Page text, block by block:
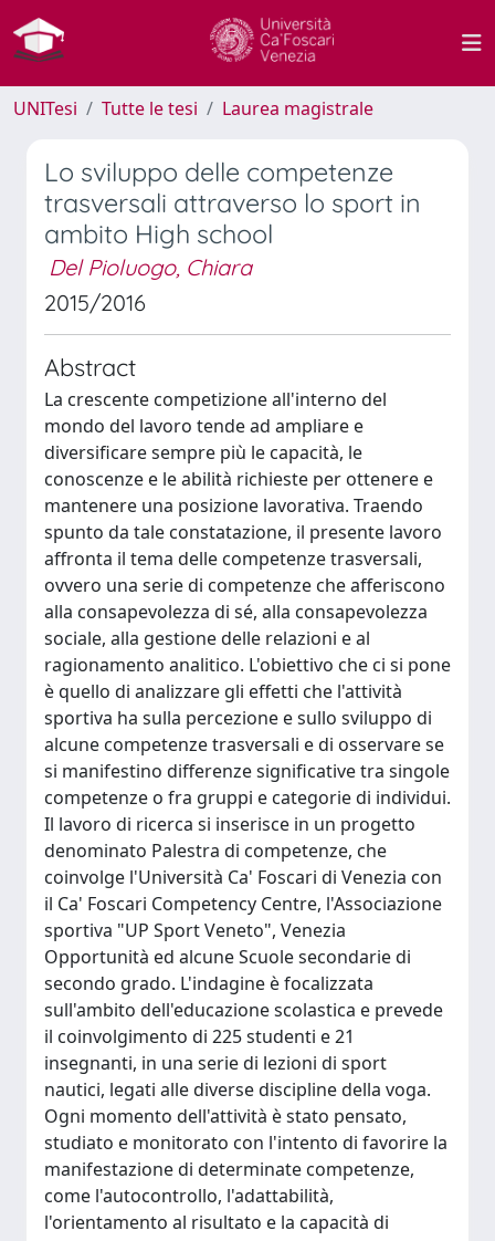
UNITesi Tutte le tesi Laurea magistrale
Lo sviluppo delle competenze
trasversali attraverso lo sport in
ambito High school
Del Pioluogo, Chiara
2015/2016
Abstract
La crescente competizione all'interno del
mondo del lavoro tende ad ampliare e
diversificare sempre più le capacità, le
conoscenze e le abilità richieste per ottenere e
mantenere una posizione lavorativa. Traendo
spunto da tale constatazione, il presente lavoro
affronta il tema delle competenze trasversali,
ovvero una serie di competenze che afferiscono
alla consapevolezza di sé, alla consapevolezza
sociale, alla gestione delle relazioni e al
ragionamento analitico. L'obiettivo che ci si pone
è quello di analizzare gli effetti che l'attività
sportiva ha sulla percezione e sullo sviluppo di
alcune competenze trasversali e di osservare se
si manifestino differenze significative tra singole
competenze o fra gruppi e categorie di individui.
Il lavoro di ricerca si inserisce in un progetto
denominato Palestra di competenze, che
coinvolge l'Università Ca' Foscari di Venezia con
il Ca' Foscari Competency Centre, l'Associazione
sportiva "UP Sport Veneto", Venezia
Opportunità ed alcune Scuole secondarie di
secondo grado. L'indagine è focalizzata
sull'ambito dell'educazione scolastica e prevede
il coinvolgimento di 225 studenti e 21
insegnanti, in una serie di lezioni di sport
nautici, legati alle diverse discipline della voga.
Ogni momento dell'attività è stato pensato,
studiato e monitorato con l'intento di favorire la
manifestazione di determinate competenze,
come l'autocontrollo, l'adattabilità,
l'orientamento al risultato e la capacità di